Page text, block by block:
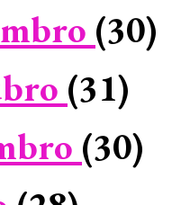
(30)
(31)
(30)